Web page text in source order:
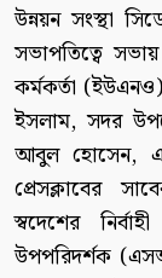
উন্নয়ন সংস্থা
সভাপতিত্বে
কর্মকর্তা
ইসলাম, সদর
আবুল হোসেন,
প্রেসক্লাবের
স্বদেশের
উপপরিদর্শক